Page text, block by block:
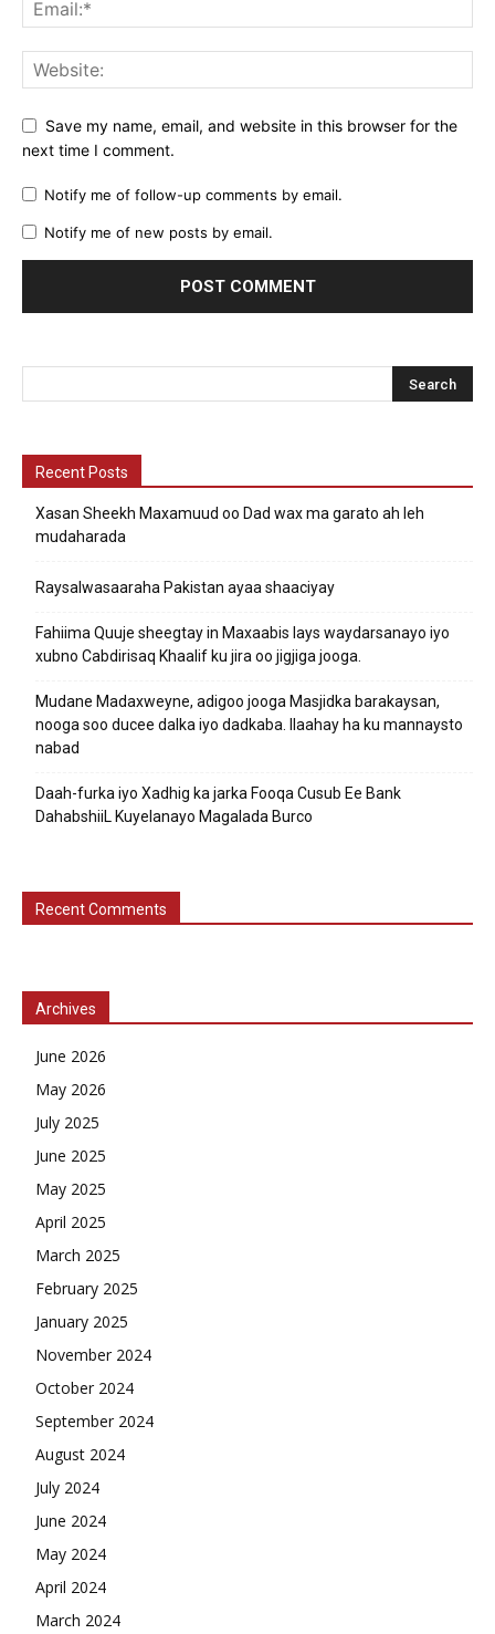
Save my name, email, and website in this browser for the
next time I comment.
Notify me of follow-up comments by email.
Notify me of new posts by email.
Recent Posts
Xasan Sheekh Maxamuud oo Dad wax ma garato ah leh
mudaharada
Raysalwasaaraha Pakistan ayaa shaaciyay
Fahiima Quuje sheegtay in Maxaabis lays waydarsanayo iyo
xubno Cabdirisaq Khaalif ku jira oo jigjiga jooga.
Mudane Madaxweyne, adigoo jooga Masjidka barakaysan,
nooga soo ducee dalka iyo dadkaba. Ilaahay ha ku mannaysto
nabad
Daah-furka iyo Xadhig ka jarka Fooqa Cusub Ee Bank
DahabshiiL Kuyelanayo Magalada Burco
Recent Comments
Archives
June 2026
May 2026
July 2025
June 2025
May 2025
April 2025
March 2025
February 2025
January 2025
November 2024
October 2024
September 2024
August 2024
July 2024
June 2024
May 2024
April 2024
March 2024